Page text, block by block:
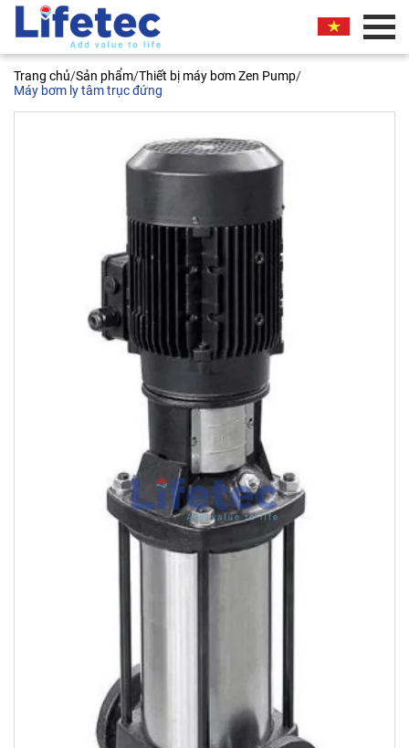
Trang chủ/Sản phẩm/Thiết bị máy bơm Zen Pump/
Máy bơm ly tâm trục đứng
BÁO GIÁ THƯƠNG MẠI
Quý khách vui lòng nhập thông tin vào các trường
bên dưới. Chúng tôi sẽ liên hệ ngay và báo giá
chân thành cảm ơn!
Bơm ly tâm trục đứng ZEN – CDL
2-18 220V
Tên liên hệ*